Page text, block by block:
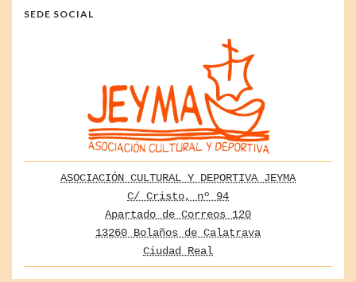
SEDE SOCIAL
ASOCIACIÓN CULTURAL Y DEPORTIVA JEYMA
C/ Cristo, nº 94
Apartado de Correos 120
13260 Bolaños de Calatrava
Ciudad Real